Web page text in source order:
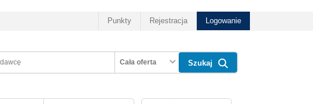
Punkty Rejestracja Logowanie
Cała oferta Szukaj